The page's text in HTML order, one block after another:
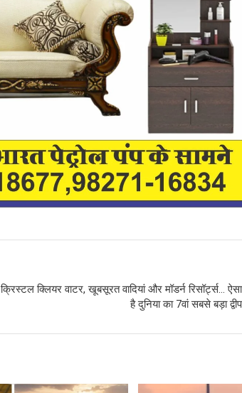
क्रिस्टल क्लियर वाटर, खूबसूरत वादियां और मॉडर्न रिसॉर्ट्स… ऐसा
है दुनिया का 7वां सबसे बड़ा द्वीप